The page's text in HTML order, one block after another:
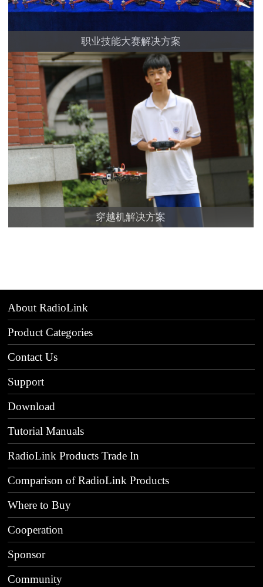
职业技能大赛解决方案
穿越机解决方案
About RadioLink
Product Categories
Contact Us
Support
Download
Tutorial Manuals
RadioLink Products Trade In
Comparison of RadioLink Products
Where to Buy
Cooperation
Sponsor
Community